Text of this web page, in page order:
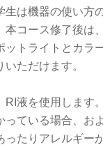
生は機器の使い方
本コース修了後は
ットライトとカラ
ただけます。
RI液を使用します
っている場合、お
ったりアレルギー